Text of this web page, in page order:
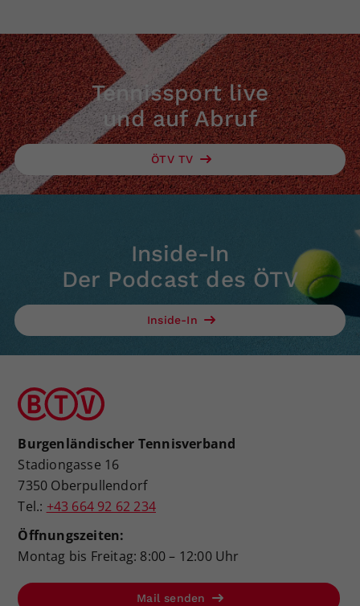
Tennissport live
und auf Abruf
ÖTV TV
Inside-In
Der Podcast des ÖTV
Inside-In
Burgenländischer Tennisverband
Stadiongasse 16
7350 Oberpullendorf
Tel.: +43 664 92 62 234
Öffnungszeiten:
Montag bis Freitag: 8:00 – 12:00 Uhr
Mail senden